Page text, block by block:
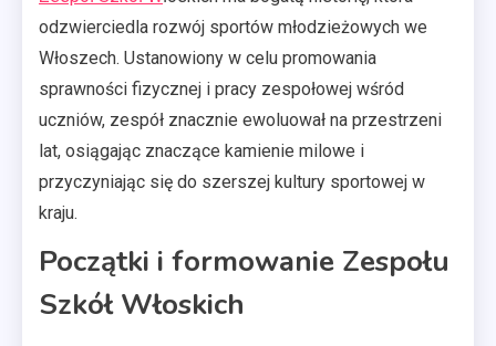
odzwierciedla rozwój sportów młodzieżowych we
Włoszech. Ustanowiony w celu promowania
sprawności fizycznej i pracy zespołowej wśród
uczniów, zespół znacznie ewoluował na przestrzeni
lat, osiągając znaczące kamienie milowe i
przyczyniając się do szerszej kultury sportowej w
kraju.
Początki i formowanie Zespołu
Szkół Włoskich